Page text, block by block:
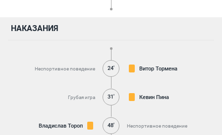
НАКАЗАНИЯ
Неспортивное поведение 24' Витор Тормена
Грубая игра 31' Кевин Пина
Владислав Тороп 48' Неспортивное поведение